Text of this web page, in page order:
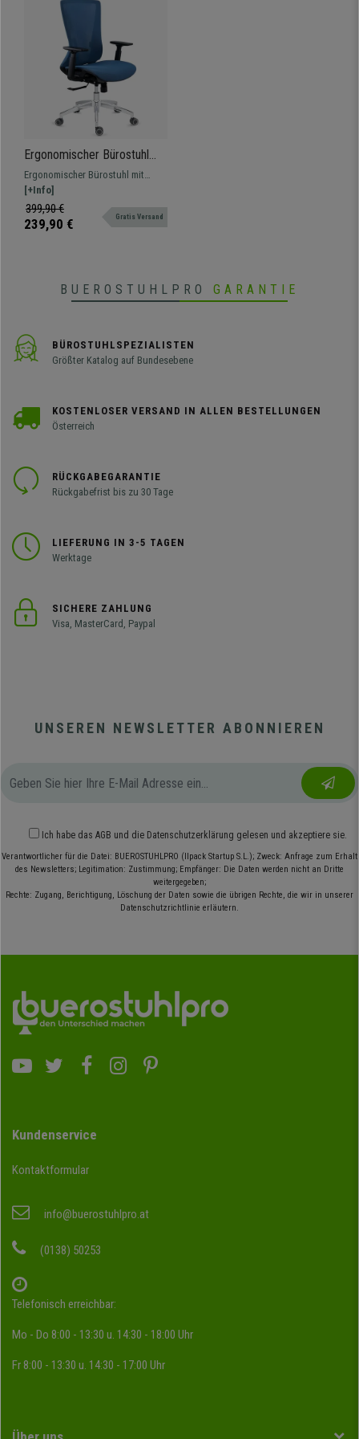
Ergonomischer Bürostuhl
EVANS für 8h-Nutzung,
elegantes Design mit
Metallfußkreuz, Farbe Blau
Ergonomischer Bürostuhl mit
Qualitätszertifikat, äusserst
bequem, mit eleganter
Verarbeitung und Metallfußkreuz.
[+Info]
399,90 €
239,90 € Gratis Versand
BUEROSTUHLPRO GARANTIE
BÜROSTUHLSPEZIALISTEN
Größter Katalog auf Bundesebene
KOSTENLOSER VERSAND IN ALLEN BESTELLUNGEN
Österreich
RÜCKGABEGARANTIE
Rückgabefrist bis zu 30 Tage
LIEFERUNG IN 3-5 TAGEN
Werktage
SICHERE ZAHLUNG
Visa, MasterCard, Paypal
UNSEREN NEWSLETTER ABONNIEREN
Ich habe das AGB und die Datenschutzerklärung gelesen und akzeptiere sie.
Verantwortlicher für die Datei: BUEROSTUHLPRO (Ilpack Startup S.L.); Zweck: Anfrage zum Erhalt
des Newsletters; Legitimation: Zustimmung; Empfänger: Die Daten werden nicht an Dritte
weitergegeben;
Rechte: Zugang, Berichtigung, Löschung der Daten sowie die übrigen Rechte, die wir in unserer
Datenschutzrichtlinie erläutern.
Kundenservice
Kontaktformular
info@buerostuhlpro.at
(0138) 50253
Telefonisch erreichbar:
Mo - Do 8:00 - 13:30 u. 14:30 - 18:00 Uhr
Fr 8:00 - 13:30 u. 14:30 - 17:00 Uhr